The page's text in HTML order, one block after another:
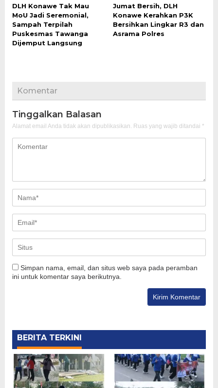
DLH Konawe Tak Mau
MoU Jadi Seremonial,
Sampah Terpilah
Puskesmas Tawanga
Dijemput Langsung
Jumat Bersih, DLH
Konawe Kerahkan P3K
Bersihkan Lingkar R3 dan
Asrama Polres
Komentar
Tinggalkan Balasan
Alamat email Anda tidak akan dipublikasikan. Ruas yang wajib ditandai *
Simpan nama, email, dan situs web saya pada peramban
ini untuk komentar saya berikutnya.
BERITA TERKINI